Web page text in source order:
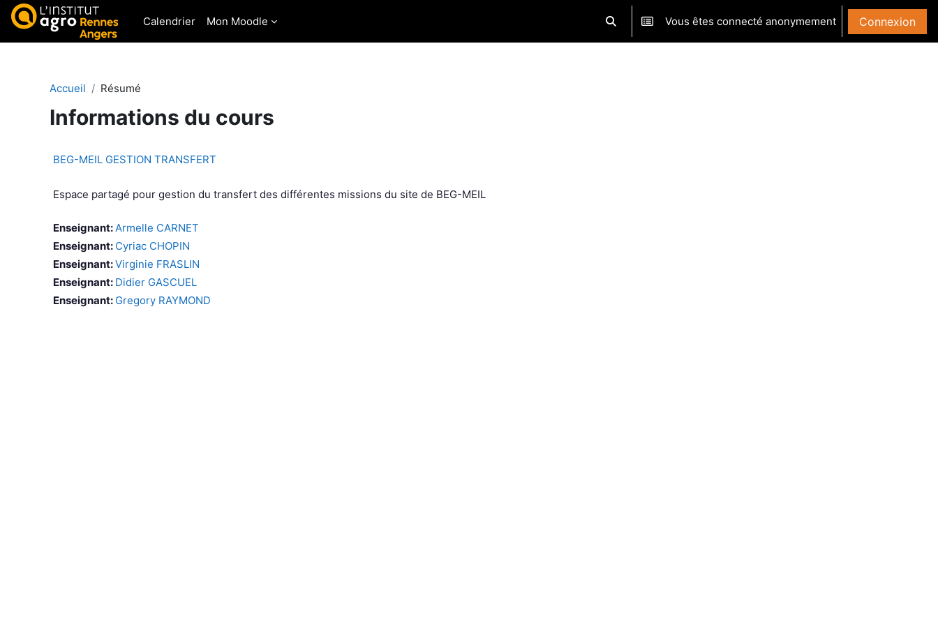
Passer au contenu principal
Calendrier
Mon Moodle Activer/désactiver la saisie de recherche
Vous êtes connecté anonymement Connexion
Accueil Résumé
Informations du cours
BEG-MEIL GESTION TRANSFERT
Espace partagé pour gestion du transfert des différentes missions du site de BEG-MEIL
Enseignant:Armelle CARNET
Enseignant: Cyriac CHOPIN
Enseignant:Virginie FRASLIN
Enseignant: Didier GASCUEL
Enseignant: Gregory RAYMOND